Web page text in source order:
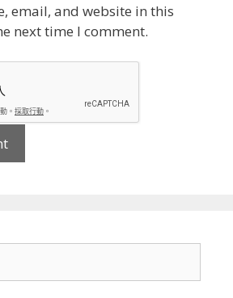
email, and website in this
next time I comment.